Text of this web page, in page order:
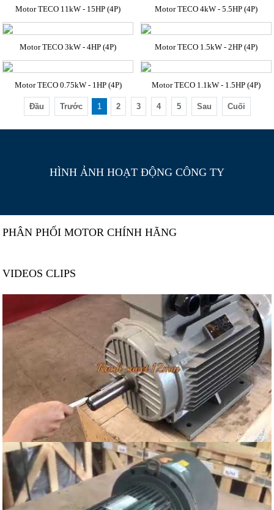
Motor TECO 11kW - 15HP (4P) Motor TECO 4kW - 5.5HP (4P)
Motor TECO 3kW - 4HP (4P) Motor TECO 1.5kW - 2HP (4P)
Motor TECO 0.75kW - 1HP (4P) Motor TECO 1.1kW - 1.5HP (4P)
Đầu Trước 1 2 3 4 5 Sau Cuối
HÌNH ẢNH HOẠT ĐỘNG CÔNG TY
PHÂN PHỐI MOTOR CHÍNH HÃNG
VIDEOS CLIPS